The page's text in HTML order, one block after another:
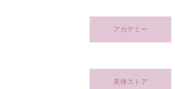
アカデミー
美禅ストア